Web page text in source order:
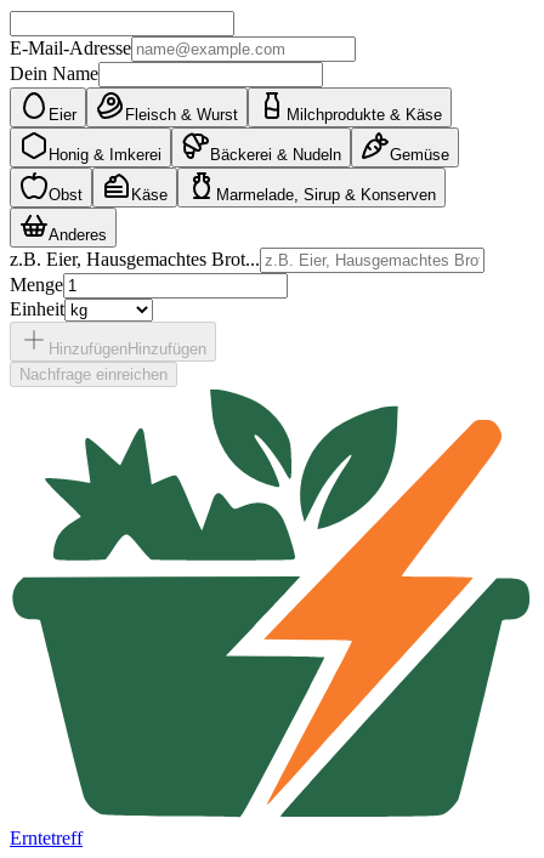
E-Mail-Adresse
Dein Name
Eier Fleisch & Wurst Milchprodukte & Käse
Honig & Imkerei Bäckerei & Nudeln Gemüse
Obst Käse Marmelade, Sirup & Konserven
Anderes
z.B. Eier, Hausgemachtes Brot...
Menge
Einheit
HinzufügenHinzufügen
Nachfrage einreichen
Erntetreff